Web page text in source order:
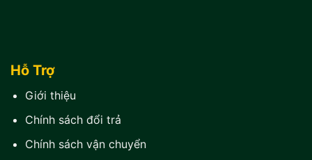
Hỗ Trợ
Giới thiệu
Chính sách đổi trả
Chính sách vận chuyển